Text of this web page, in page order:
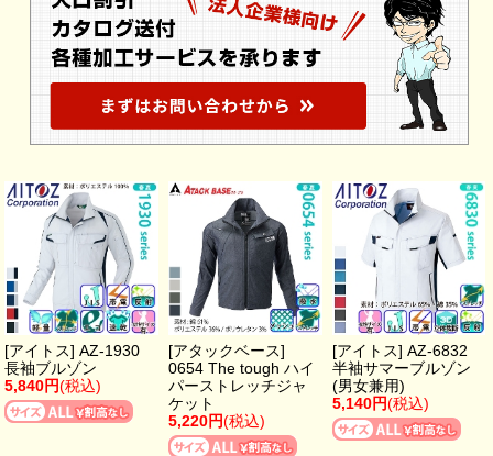
[アイトス] AZ-1930
長袖ブルゾン
5,840円(税込)
[アタックベース]
0654 The tough ハイ
パーストレッチジャ
ケット
5,220円(税込)
[アイトス] AZ-6832
半袖サマーブルゾン
(男女兼用)
5,140円(税込)